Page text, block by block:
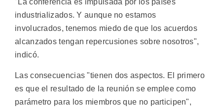
"La conferencia es impulsada por los países
industrializados. Y aunque no estamos
involucrados, tenemos miedo de que los acuerdos
alcanzados tengan repercusiones sobre nosotros",
indicó.
Las consecuencias "tienen dos aspectos. El primero
es que el resultado de la reunión se emplee como
parámetro para los miembros que no participen",